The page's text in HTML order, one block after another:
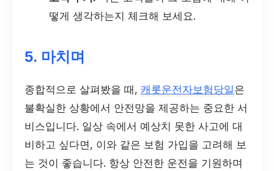
떻게 생각하는지 체크해 보세요.
5. 마치며
종합적으로 살펴봤을 때, 캐롯운전자보험당일은
불확실한 상황에서 안전망을 제공하는 중요한 서
비스입니다. 일상 속에서 예상치 못한 사고에 대
비하고 싶다면, 이와 같은 보험 가입을 고려해 보
는 것이 좋습니다. 항상 안전한 운전을 기원하며